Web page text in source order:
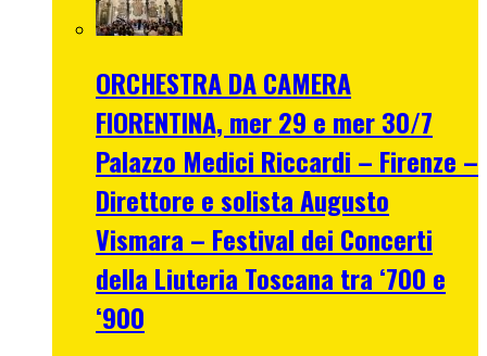
ORCHESTRA DA CAMERA
FIORENTINA, mer 29 e mer 30/7
Palazzo Medici Riccardi – Firenze –
Direttore e solista Augusto
Vismara – Festival dei Concerti
della Liuteria Toscana tra ‘700 e
‘900